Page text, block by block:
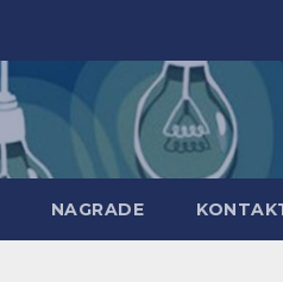
NAGRADE